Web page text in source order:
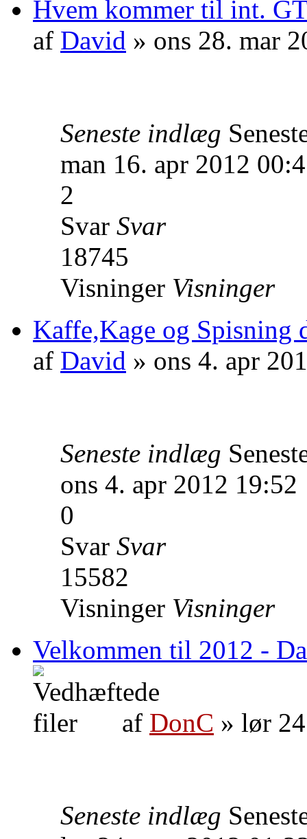
Hvem kommer til int.
af David » ons 28. mar
Seneste indlæg
man 16. apr 2012
2
Svar Svar
18745
Visninger Visninger
Kaffe,Kage og Spisning
af David » ons 4. apr
Seneste indlæg
ons 4. apr 2012 19:52
0
Svar Svar
15582
Visninger Visninger
Velkommen til 2012 -
af DonC » lør
Seneste indlæg